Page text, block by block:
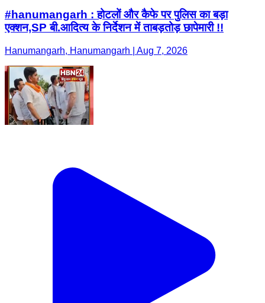
#hanumangarh : होटलों और कैफे पर पुलिस का बड़ा
एक्शन,SP बी.आदित्य के निर्देशन में ताबड़तोड़ छापेमारी !!
Hanumangarh, Hanumangarh | Aug 7, 2026